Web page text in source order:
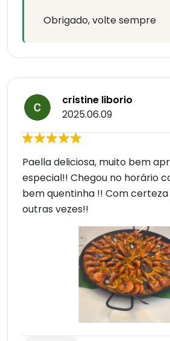
Obrigado, volte sempre
cristine liborio
2025.06.09
Paella deliciosa, muito bem
especial!! Chegou no horário
bem quentinha !! Com
outras vezes!!